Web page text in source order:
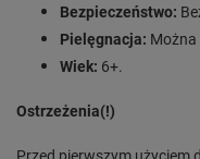
Bezpieczeństwo:
Pielęgnacja:
Wiek: 6+.
Ostrzeżenia(!)